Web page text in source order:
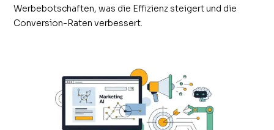
Werbebotschaften, was die Effizienz steigert und die
Conversion-Raten verbessert.